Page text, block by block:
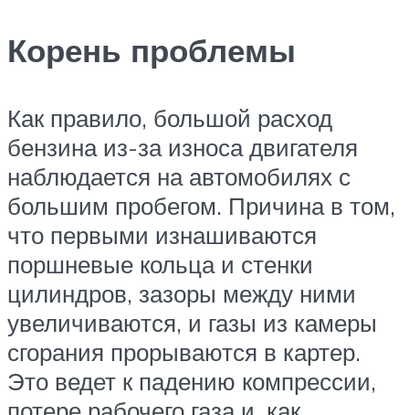
Корень проблемы
Как правило, большой расход
бензина из-за износа двигателя
наблюдается на автомобилях с
большим пробегом. Причина в том,
что первыми изнашиваются
поршневые кольца и стенки
цилиндров, зазоры между ними
увеличиваются, и газы из камеры
сгорания прорываются в картер.
Это ведет к падению компрессии,